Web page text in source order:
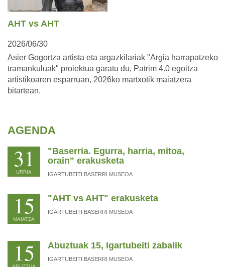
AHT vs AHT
2026/06/30
Asier Gogortza artista eta argazkilariak "Argia harrapatzeko
tramankuluak" proiektua garatu du, Patrim 4.0 egoitza
artistikoaren esparruan, 2026ko martxotik maiatzera
bitartean.
AGENDA
31
URRIA
"Baserria. Egurra, harria, mitoa,
orain" erakusketa
IGARTUBEITI BASERRI MUSEOA
15
MAIATZA
"AHT vs AHT" erakusketa
IGARTUBEITI BASERRI MUSEOA
15 Abuztuak 15, Igartubeiti zabalik
IGARTUBEITI BASERRI MUSEOA